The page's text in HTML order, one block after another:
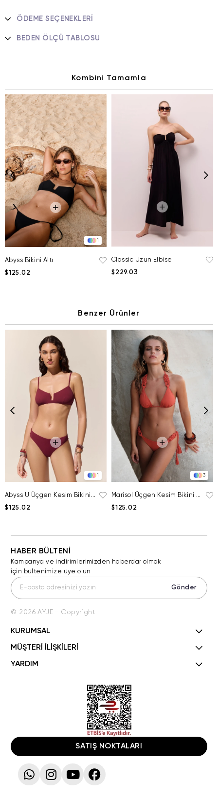
ÖDEME SEÇENEKLERI
BEDEN ÖLÇÜ TABLOSU
Kombini Tamamla
1
Abyss Bikini Altı
$125.02
Classic Uzun Elbise
$229.03
Benzer Ürünler
1
Abyss U Üçgen Kesim Bikini Üstü
$125.02
3
Marisol Üçgen Kesim Bikini Üstü
$125.02
HABER BÜLTENİ
Kampanya ve indirimlerimizden haberdar olmak
için bültenimize üye olun
Gönder
© 2026 AYJE - Copyright
KURUMSAL
MÜŞTERİ İLİŞKİLERİ
YARDIM
SATIŞ NOKTALARI